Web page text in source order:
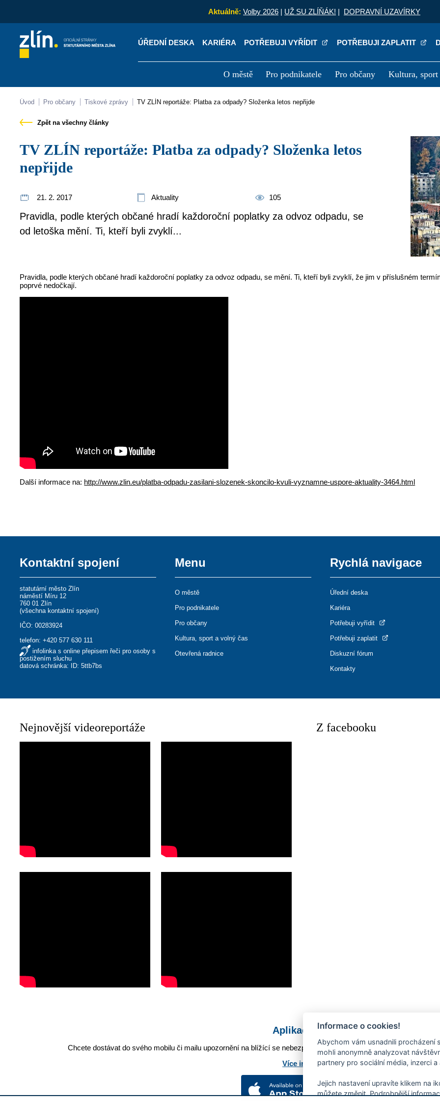
Aktuálně: Volby 2026 | UŽ SU ZLÍŇÁK! | DOPRAVNÍ UZAVÍRKY
ÚŘEDNÍ DESKA KARIÉRA POTŘEBUJI VYŘÍDIT POTŘEBUJI ZAPLATIT
O městě Pro podnikatele Pro občany Kultura, sport
Kontakty Úřední deska
Úvod Pro občany Tiskové zprávy TV ZLÍN reportáže: Platba za odpady? Složenka letos nepřijde
Zpět na všechny články
TV ZLÍN reportáže: Platba za odpady? Složenka letos
nepřijde
21. 2. 2017 Aktuality 105
Pravidla, podle kterých občané hradí každoroční poplatky za odvoz odpadu, se
od letoška mění. Ti, kteří byli zvyklí...
Pravidla, podle kterých občané hradí každoroční poplatky za odvoz odpadu, se mění. Ti, kteří byli zvyklí, že jim v příslušném
poprvé nedočkají.
Další informace na: http://www.zlin.eu/platba-odpadu-zasilani-slozenek-skoncilo-kvuli-vyznamne-uspore-aktuality-3464.html
Kontaktní spojení
statutární město Zlín
náměstí Míru 12
760 01 Zlín
(všechna kontaktní spojení)
IČO: 00283924
telefon:+420 577 630 111
infolinka s online přepisem řeči pro osoby s
postižením sluchu
datová schránka: ID: 5ttb7bs
Menu
O městě
Pro podnikatele
Pro občany
Kultura, sport a volný čas
Otevřená radnice
Rychlá navigace
Úřední deska
Kariéra
Potřebuji vyřídit
Potřebuji zaplatit
Diskuzní fórum
Kontakty
Nejnovější videoreportáže Z facebooku
Aplikace Mobilní rozhlas
Chcete dostávat do svého mobilu či mailu upozornění na blížící se nebezpečí, odstávky, poruchy a výpadky
Více informací o aplikaci
Informace o cookies!
Abychom vám usnadnili procházení
mohli anonymně analyzovat
partnery pro sociální média, inzerci a
Jejich nastavení upravíte klikem na
můžete změnit. Podrobnější